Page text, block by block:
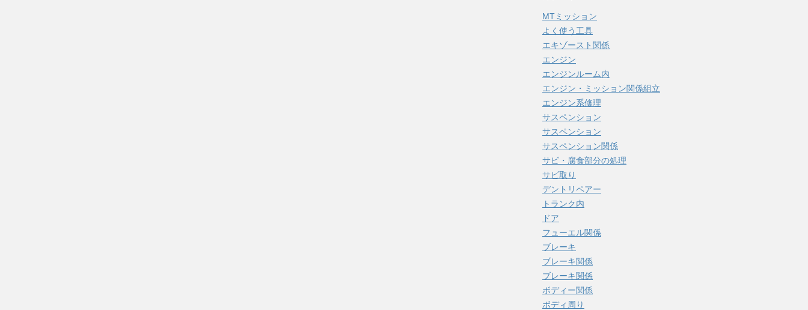
MTミッション
よく使う工具
エキゾースト関係
エンジン
エンジンルーム内
エンジン・ミッション関係組立
エンジン系修理
サスペンション
サスペンション
サスペンション関係
サビ・腐食部分の処理
サビ取り
デントリペアー
トランク内
ドア
フューエル関係
ブレーキ
ブレーキ関係
ブレーキ関係
ボディー関係
ボディ周り